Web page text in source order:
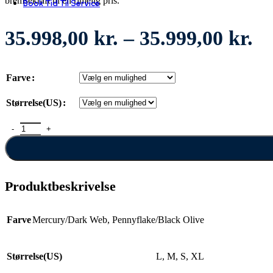
Book Tid Til Service
35.998,00 kr. – 35.999,00 kr.
Farve
Størrelse(US)
Trek Powerfly FS+ 4 antal
Produktbeskrivelse
FarveMercury/Dark Web, Pennyflake/Black Olive
Størrelse(US) L, M, S, XL